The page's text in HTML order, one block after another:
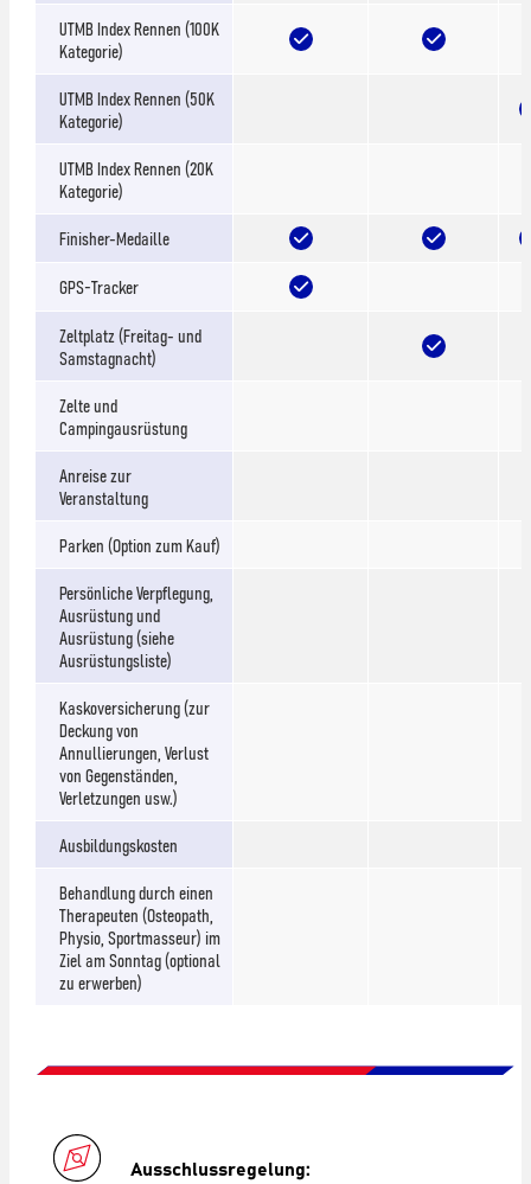
UTMB Index Rennen (100K
Kategorie)
UTMB Index Rennen (50K
Kategorie)
UTMB Index Rennen (20K
Kategorie)
Finisher-Medaille
GPS-Tracker
Zeltplatz (Freitag- und
Samstagnacht)
Zelte und
Campingausrüstung
Anreise zur
Veranstaltung
Parken (Option zum Kauf)
Persönliche Verpflegung,
Ausrüstung und
Ausrüstung (siehe
Ausrüstungsliste)
Kaskoversicherung (zur
Deckung von
Annullierungen, Verlust
von Gegenständen,
Verletzungen usw.)
Ausbildungskosten
Behandlung durch einen
Therapeuten (Osteopath,
Physio, Sportmasseur) im
Ziel am Sonntag (optional
zu erwerben)
Ausschlussregelung: